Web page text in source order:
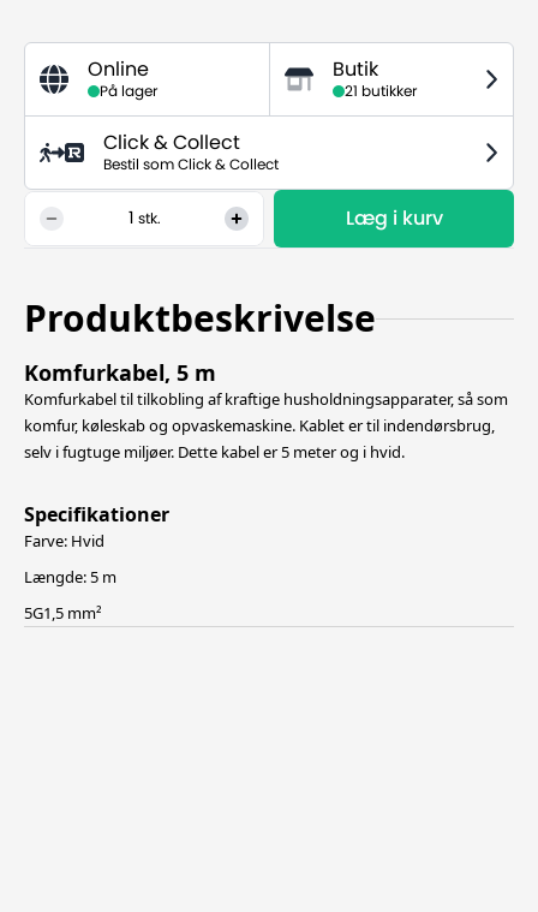
Online
På lager
Butik
21 butikker
Click & Collect
Bestil som Click & Collect
stk. Læg i kurv
Produktbeskrivelse
Komfurkabel, 5 m
Komfurkabel til tilkobling af kraftige husholdningsapparater, så som
komfur, køleskab og opvaskemaskine. Kablet er til indendørsbrug,
selv i fugtuge miljøer. Dette kabel er 5 meter og i hvid.
Specifikationer
Farve: Hvid
Længde: 5 m
5G1,5 mm²